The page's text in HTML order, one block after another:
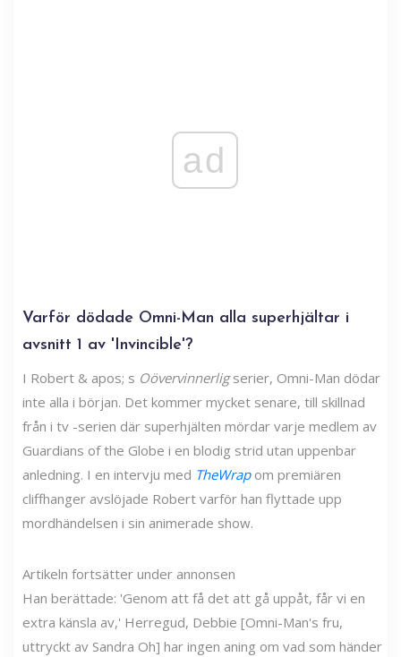
ad
Varför dödade Omni-Man alla superhjältar i
avsnitt 1 av 'Invincible'?
I Robert & apos; s Oövervinnerligserier, Omni-Man dödar
inte alla i början. Det kommer mycket senare, till skillnad
från i tv -serien där superhjälten mördar varje medlem av
Guardians of the Globe i en blodig strid utan uppenbar
anledning. I en intervju med TheWrap om premiären
cliffhanger avslöjade Robert varför han flyttade upp
mordhändelsen i sin animerade show.
Artikeln fortsätter under annonsen
Han berättade: 'Genom att få det att gå uppåt, får vi en
extra känsla av,' Herregud, Debbie [Omni-Man's fru,
uttryckt av Sandra Oh] har ingen aning om vad som händer